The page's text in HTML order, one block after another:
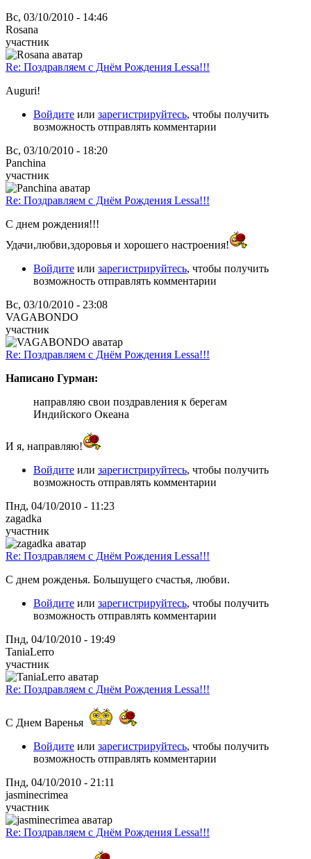
Вс, 03/10/2010 - 14:46
Rosana
участник
Re: Поздравляем с Днём Рождения Lessa!!!
Auguri!
Войдите или зарегистрируйтесь, чтобы получить
возможность отправлять комментарии
Вс, 03/10/2010 - 18:20
Panchina
участник
Re: Поздравляем с Днём Рождения Lessa!!!
С днем рождения!!!
Удачи,любви,здоровья и хорошего настроения!
Войдите или зарегистрируйтесь, чтобы получить
возможность отправлять комментарии
Вс, 03/10/2010 - 23:08
VAGABONDO
участник
Re: Поздравляем с Днём Рождения Lessa!!!
Написано Гурман:
направляю свои поздравления к берегам
Индийского Океана
И я, направляю!
Войдите или зарегистрируйтесь, чтобы получить
возможность отправлять комментарии
Пнд, 04/10/2010 - 11:23
zagadka
участник
Re: Поздравляем с Днём Рождения Lessa!!!
С днем рожденья. Большущего счастья, любви.
Войдите или зарегистрируйтесь, чтобы получить
возможность отправлять комментарии
Пнд, 04/10/2010 - 19:49
TaniaLerro
участник
Re: Поздравляем с Днём Рождения Lessa!!!
С Днем Варенья
Войдите или зарегистрируйтесь, чтобы получить
возможность отправлять комментарии
Пнд, 04/10/2010 - 21:11
jasminecrimea
участник
Re: Поздравляем с Днём Рождения Lessa!!!